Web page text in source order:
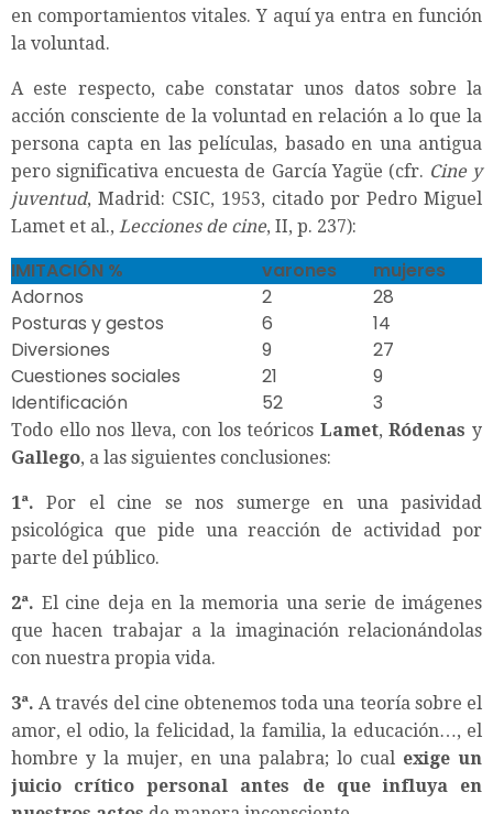
en comportamientos vitales. Y aquí ya entra en función
la voluntad.
A este respecto, cabe constatar unos datos sobre la
acción consciente de la voluntad en relación a lo que la
persona capta en las películas, basado en una antigua
pero significativa encuesta de García Yagüe (cfr. Cine y
juventud, Madrid: CSIC, 1953, citado por Pedro Miguel
Lamet et al., Lecciones de cine, II, p. 237):
IMITACIÓN % varones
mujeres
Adornos
2
28
Posturas y gestos
6
14
Diversiones
9
27
Cuestiones sociales
21
9
Identificación
52 3
Todo ello nos lleva, con los teóricos Lamet,Ródenas y
Gallego, a las siguientes conclusiones:
1ª. Por el cine se nos sumerge en una pasividad
psicológica que pide una reacción de actividad por
parte del público.
2ª. El cine deja en la memoria una serie de imágenes
que hacen trabajar a la imaginación relacionándolas
con nuestra propia vida.
3ª. A través del cine obtenemos toda una teoría sobre el
amor, el odio, la felicidad, la familia, la educación…, el
hombre y la mujer, en una palabra; lo cual exige un
juicio crítico personal antes de que influya en